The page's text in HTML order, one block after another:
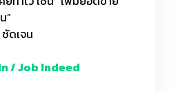
”
ดเจน
/ Job Indeed